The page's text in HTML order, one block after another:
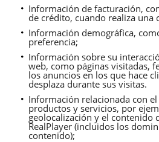
Información de facturación,
de crédito, cuando realiza una
Información demográfica,
preferencia;
Información sobre su
web, como páginas visitadas,
los anuncios en los que hace
desplaza durante sus visitas.
Información relacionada con
productos y servicios, por
geolocalización y el contenido
RealPlayer (incluidos los
contenido);